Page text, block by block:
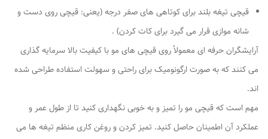
قیچی تیغه بلند برای کوتاهی های صفر درجه (یعنی: قیچی روی دست و
شانه موازی قرار می گیرد برای کات کردن) .
آرایشگران حرفه ای معمولاً روی قیچی های مو با کیفیت بالا سرمایه گذاری
می کنند که به صورت ارگونومیک برای راحتی و سهولت استفاده طراحی شده
اند.
مهم است که قیچی مو را تمیز و به خوبی نگهداری کنید تا از طول عمر و
عملکرد آن اطمینان حاصل کنید. تمیز کردن و روغن کاری منظم تیغه ها می